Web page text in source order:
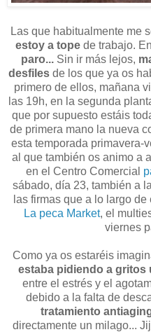
Las que habitualmente me
estoy a tope de trabajo.
paro... Sin ir más lejos,
desfilesde los que ya os
primero de ellos, mañana
las 19h, en la segunda
que por supuesto estáis
de primera mano la nueva
esta temporada primavera-
al que también os animo a
en el Centro Comercial
sábado, día 23, también a
las firmas que a lo largo
La peca Market, el
viernes
Como ya os estaréis
estaba pidiendo a gritos
entre el estrés y el
debido a la falta de
tratamiento
directamente un milago...